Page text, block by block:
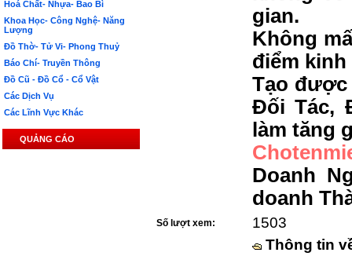
Hoá Chất- Nhựa- Bao Bì
Khoa Học- Công Nghệ- Năng
Lượng
Đồ Thờ- Tử Vi- Phong Thuỷ
Báo Chí- Truyền Thông
Đồ Cũ - Đồ Cổ - Cổ Vật
Các Dịch Vụ
Các Lĩnh Vực Khác
QUẢNG CÁO
gian.
Không
điểm kinh
Tạo được
Đối Tác,
làm tăng
Doanh
doanh
Số lượt xem:
1503
Thông tin